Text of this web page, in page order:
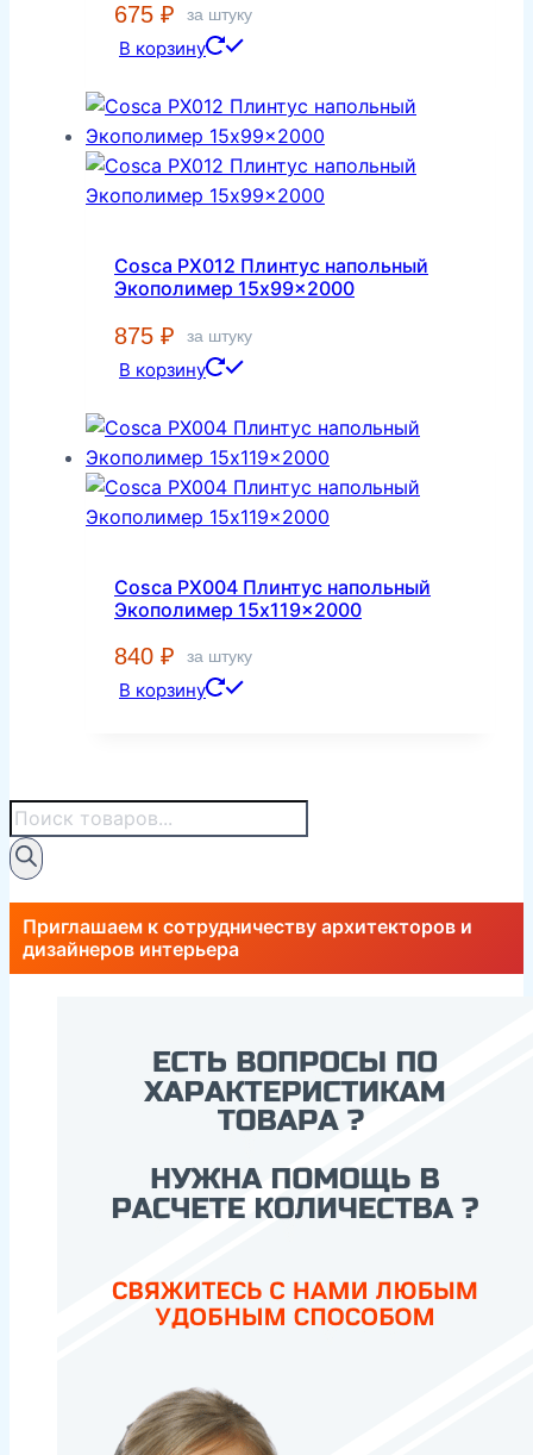
675 ₽ за штуку
В корзину
Cosca PX012 Плинтус напольный
Экополимер 15x99x2000
875 ₽ за штуку
В корзину
Cosca PX004 Плинтус напольный
Экополимер 15x119x2000
840 ₽ за штуку
В корзину
Поиск
товаров
Приглашаем к сотрудничеству архитекторов и
дизайнеров интерьера